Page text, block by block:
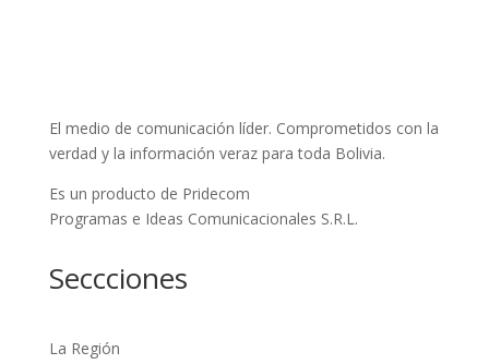
El medio de comunicación líder. Comprometidos con la
verdad y la información veraz para toda Bolivia.
Es un producto de Pridecom
Programas e Ideas Comunicacionales S.R.L.
Seccciones
La Región